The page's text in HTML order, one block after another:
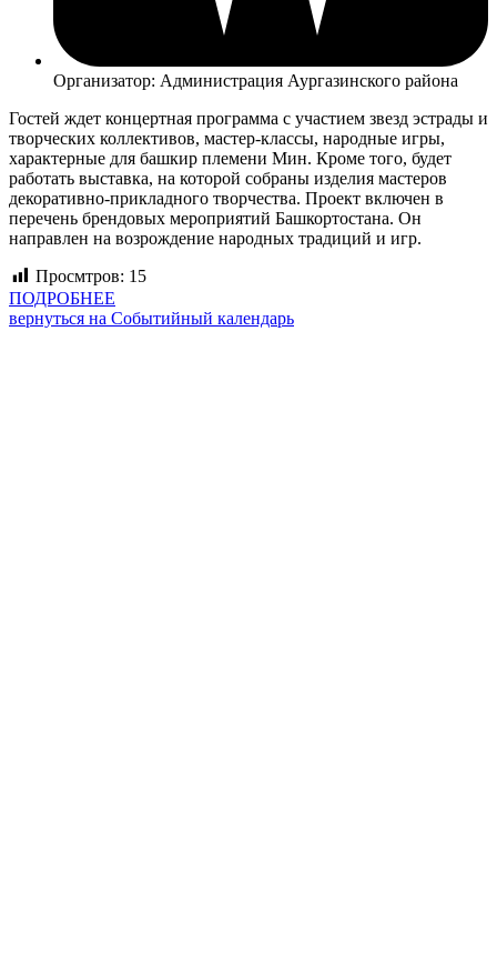
Организатор: Администрация Аургазинского района
Гостей ждет концертная программа с участием звезд эстрады и
творческих коллективов, мастер-классы, народные игры,
характерные для башкир племени Мин. Кроме того, будет
работать выставка, на которой собраны изделия мастеров
декоративно-прикладного творчества. Проект включен в
перечень брендовых мероприятий Башкортостана. Он
направлен на возрождение народных традиций и игр.
Просмтров: 15
ПОДРОБНЕЕ
вернуться на Событийный календарь